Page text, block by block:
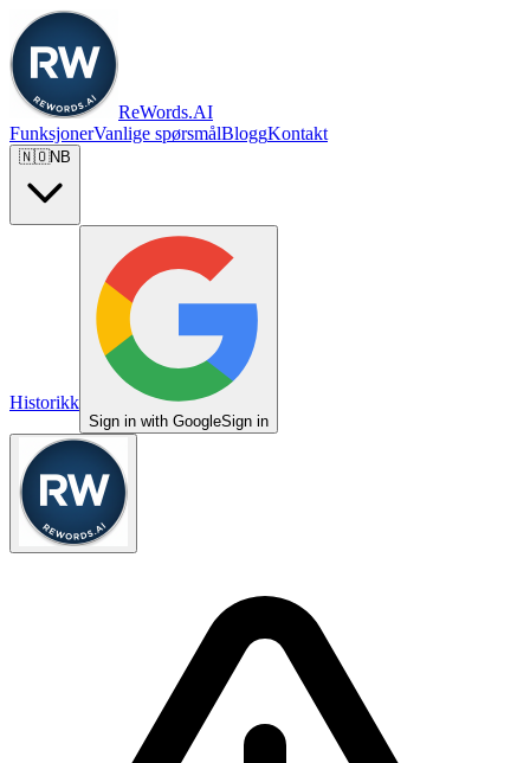
ReWords.AI
FunksjonerVanlige spørsmålBloggKontakt
🇳🇴NB
Historikk
Sign in with GoogleSign in